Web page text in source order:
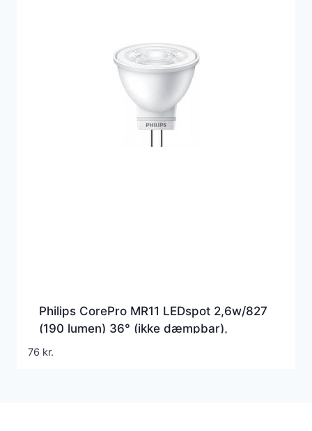
Philips CorePro MR11 LEDspot 2,6w/827
(190 lumen) 36° (ikke dæmpbar),
(2,6w=20w)
76 kr.